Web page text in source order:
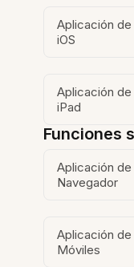
Aplicación
iOS
Aplicación
iPad
Funciones
Aplicación
Navegador
Aplicación
Móviles